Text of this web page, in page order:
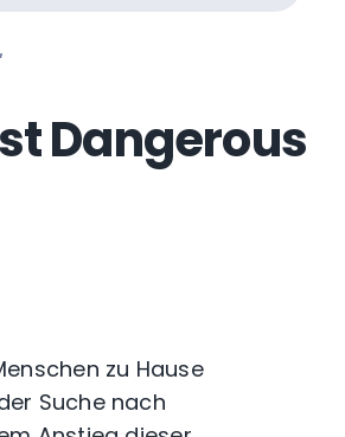
Dangerous
zu Hause
Suche nach